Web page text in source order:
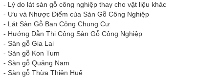
- Lý do lát sàn gỗ công nghiệp thay cho vật liệu khác
- Ưu và Nhược Điểm của Sàn Gỗ Công Nghiệp
- Lát Sàn Gỗ Ban Công Chung Cư
- Hướng Dẫn Thi Công Sàn Gỗ Công Nghiệp
- Sàn gỗ Gia Lai
- Sàn gỗ Kon Tum
- Sàn gỗ Quảng Nam
- Sàn gỗ Thừa Thiên Huế